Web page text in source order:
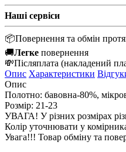
Наші сервіси
📦Повернення та обмін
🚚Легке повернення
💸Післяплата (накладений
Опис Характеристики
Опис
Полотно: бавовна-80%,
Розмір: 21-23
УВАГА! У різних розмірах
Колір уточнювати у
Увага!!! Товар обміну та